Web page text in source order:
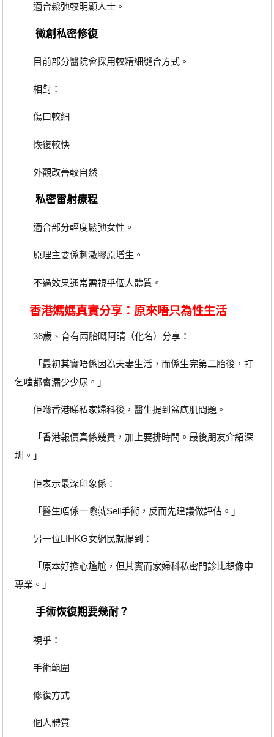
適合鬆弛較明顯人士。
微創私密修復
目前部分醫院會採用較精細縫合方式。
相對：
傷口較細
恢復較快
外觀改善較自然
私密雷射療程
適合部分輕度鬆弛女性。
原理主要係刺激膠原增生。
不過效果通常需視乎個人體質。
香港媽媽真實分享：原來唔只為性生活
36歲、育有兩胎嘅阿晴（化名）分享：
「最初其實唔係因為夫妻生活，而係生完第二胎後，打
乞嗤都會漏少少尿。」
佢喺香港睇私家婦科後，醫生提到盆底肌問題。
「香港報價真係幾貴，加上要排時間。最後朋友介紹深
圳。」
佢表示最深印象係：
「醫生唔係一嚟就Sell手術，反而先建議做評估。」
另一位LIHKG女網民就提到：
「原本好擔心尷尬，但其實而家婦科私密門診比想像中
專業。」
手術恢復期要幾耐？
視乎：
手術範圍
修復方式
個人體質